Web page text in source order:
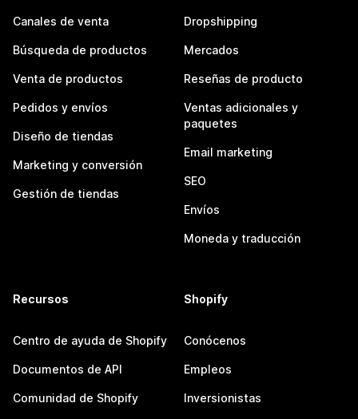
Canales de venta
Búsqueda de productos
Venta de productos
Pedidos y envíos
Diseño de tiendas
Marketing y conversión
Gestión de tiendas
Dropshipping
Mercados
Reseñas de producto
Ventas adicionales y
paquetes
Email marketing
SEO
Envíos
Moneda y traducción
Recursos
Centro de ayuda de Shopify
Documentos de API
Comunidad de Shopify
Shopify
Conócenos
Empleos
Inversionistas